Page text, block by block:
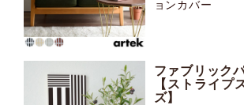
ョンカバー
ファブリック
【ストライプ
ズ】